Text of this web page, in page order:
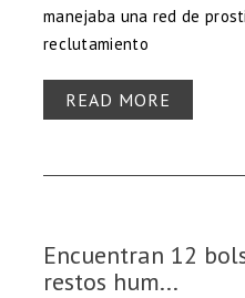
manejaba una red de
reclutamiento
READ MORE
Encuentran 12
restos hum...